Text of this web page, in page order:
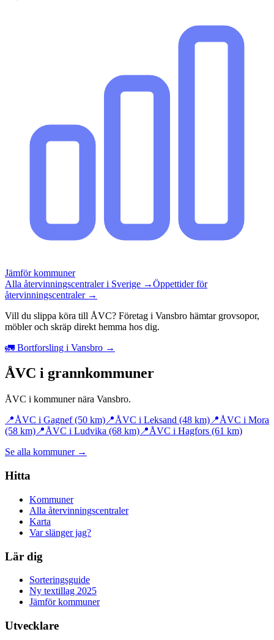
Jämför kommuner
Alla återvinningscentraler i Sverige →Öppettider för
återvinningscentraler →
Vill du slippa köra till ÅVC? Företag i Vansbro hämtar grovsopor,
möbler och skräp direkt hemma hos dig.
🚛 Bortforsling i Vansbro →
ÅVC i grannkommuner
ÅVC i kommuner nära Vansbro.
📍ÅVC i Gagnef(50 km) 📍ÅVC i Leksand (48 km) 📍ÅVC i Mora
(58 km) 📍ÅVC i Ludvika (68 km) 📍ÅVC i Hagfors (61 km)
Se alla kommuner →
Hitta
Kommuner
Alla återvinningscentraler
Karta
Var slänger jag?
Lär dig
Sorteringsguide
Ny textillag 2025
Jämför kommuner
Utvecklare